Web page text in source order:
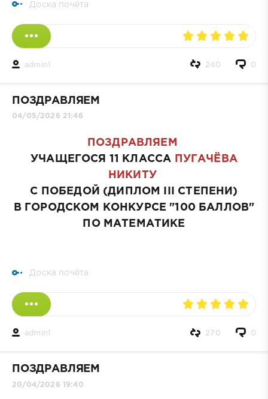
Доска почёта
admin1 0
240
ПОЗДРАВЛЯЕМ
04/05/2026 21:46
ПОЗДРАВЛЯЕМ
УЧАЩЕГОСЯ 11 КЛАССА
ПУГАЧЁВА
НИКИТУ
С ПОБЕДОЙ (ДИПЛОМ III СТЕПЕНИ)
В ГОРОДСКОМ КОНКУРСЕ "100 БАЛЛОВ"
ПО МАТЕМАТИКЕ
Доска почёта
admin1 0
270
ПОЗДРАВЛЯЕМ
20/04/2026 19:40